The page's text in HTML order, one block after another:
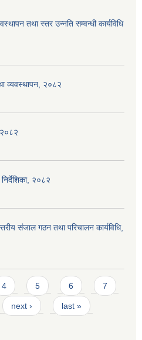
तथा स्तर उन्नति सम्वन्धी कार्यविधि
व्यवस्थापन, २०८२
२०८२
संजाल गठन तथा परिचालन कार्यविधि,
4 5 6 7
next › last »